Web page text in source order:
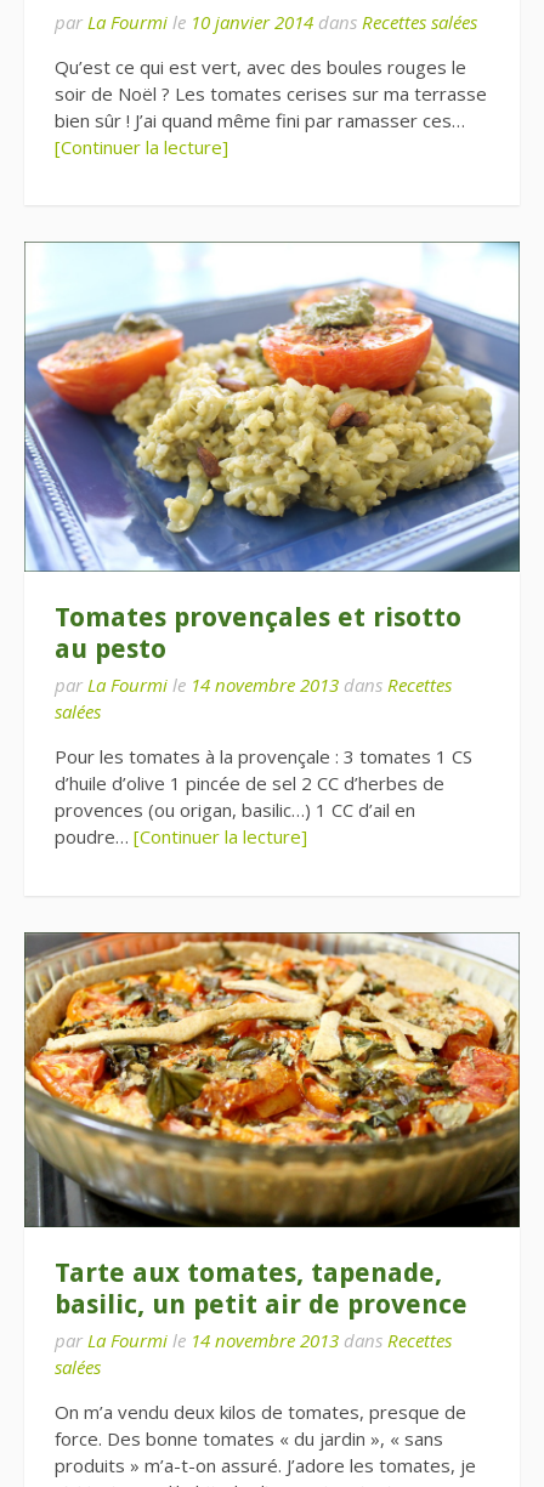
par La Fourmi le 10 janvier 2014 dans Recettes salées
Qu’est ce qui est vert, avec des boules rouges le
soir de Noël ? Les tomates cerises sur ma terrasse
bien sûr ! J’ai quand même fini par ramasser ces…
[Continuer la lecture]
Tomates provençales et risotto
au pesto
par La Fourmi le 14 novembre 2013 dans Recettes
salées
Pour les tomates à la provençale : 3 tomates 1 CS
d’huile d’olive 1 pincée de sel 2 CC d’herbes de
provences (ou origan, basilic…) 1 CC d’ail en
poudre… [Continuer la lecture]
Tarte aux tomates, tapenade,
basilic, un petit air de provence
par La Fourmi le 14 novembre 2013 dans Recettes
salées
On m’a vendu deux kilos de tomates, presque de
force. Des bonne tomates « du jardin », « sans
produits » m’a-t-on assuré. J’adore les tomates, je